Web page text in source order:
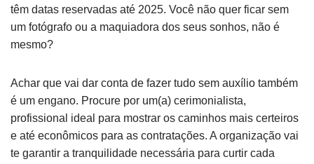
têm datas reservadas até 2025. Você não quer ficar sem
um fotógrafo ou a maquiadora dos seus sonhos, não é
mesmo?
Achar que vai dar conta de fazer tudo sem auxílio também
é um engano. Procure por um(a) cerimonialista,
profissional ideal para mostrar os caminhos mais certeiros
e até econômicos para as contratações. A organização vai
te garantir a tranquilidade necessária para curtir cada